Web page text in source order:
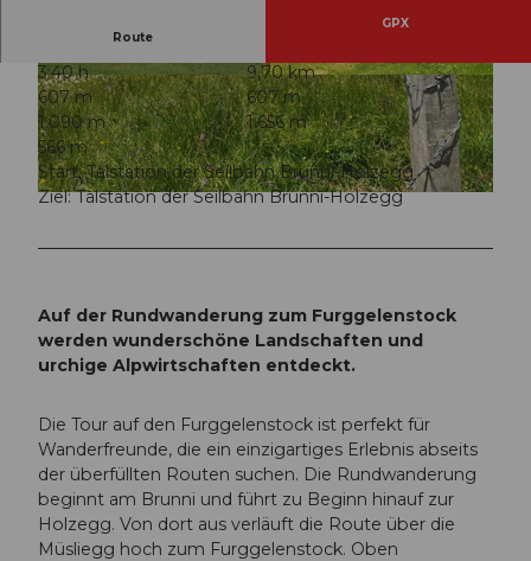
© Brunni-Alpthal Tourismus
© Einsiedeln-Ybrig-Zürichsee Tourismus © Brunni-Alpthal Tourismus
Route
GPX
3:40 h
9,70 km
607 m
607 m
1.090 m
1.656 m
566 m
Start: Talstation der Seilbahn Brunni-Holzegg
Ziel: Talstation der Seilbahn Brunni-Holzegg
Auf der Rundwanderung zum Furggelenstock
werden wunderschöne Landschaften und
urchige Alpwirtschaften entdeckt.
Die Tour auf den Furggelenstock ist perfekt für
Wanderfreunde, die ein einzigartiges Erlebnis abseits
der überfüllten Routen suchen. Die Rundwanderung
beginnt am Brunni und führt zu Beginn hinauf zur
Holzegg. Von dort aus verläuft die Route über die
Müsliegg hoch zum Furggelenstock. Oben